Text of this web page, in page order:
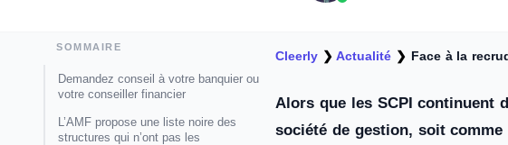
SOMMAIRE
Demandez conseil à votre banquier ou
votre conseiller financier
L’AMF propose une liste noire des
structures qui n’ont pas les
Cleerly ❯Actualité ❯ Face à la
Alors que les SCPI continuent
société de gestion, soit